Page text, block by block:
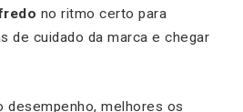
no ritmo certo para
de cuidado da marca e chegar
desempenho, melhores os